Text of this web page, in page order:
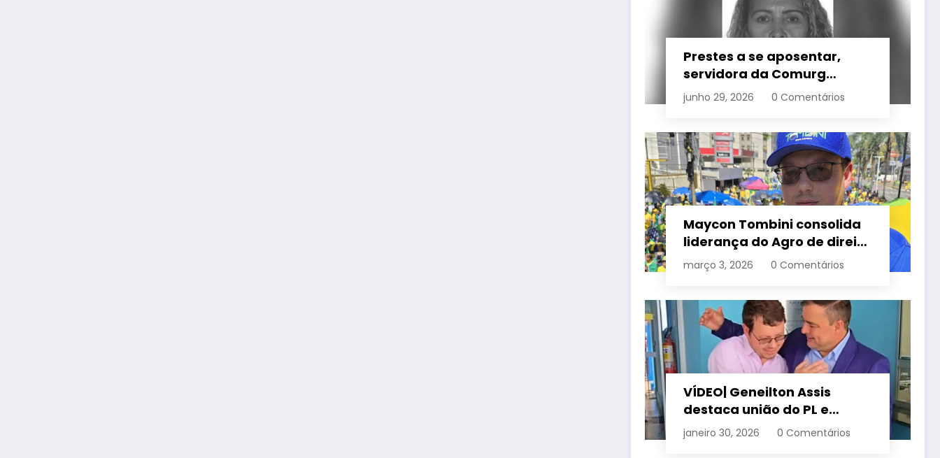
Prestes a se aposentar,
servidora da Comurg
atropelada por bêbado
entra em protocolo de
junho 29, 2026 0 Comentários
Maycon Tombini consolida
liderança do Agro de direita
em manifestação “Acorda
Brasil” em Goiânia
março 3, 2026 0 Comentários
VÍDEO| Geneilton Assis
destaca união do PL e
consolidação de apoio a
Maycon Tombini em Jataí
janeiro 30, 2026 0 Comentários